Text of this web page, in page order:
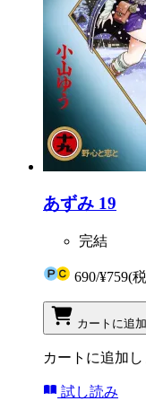
あずみ 19
完結
690/¥759(
カートに追加
カートに追加し
試し読み